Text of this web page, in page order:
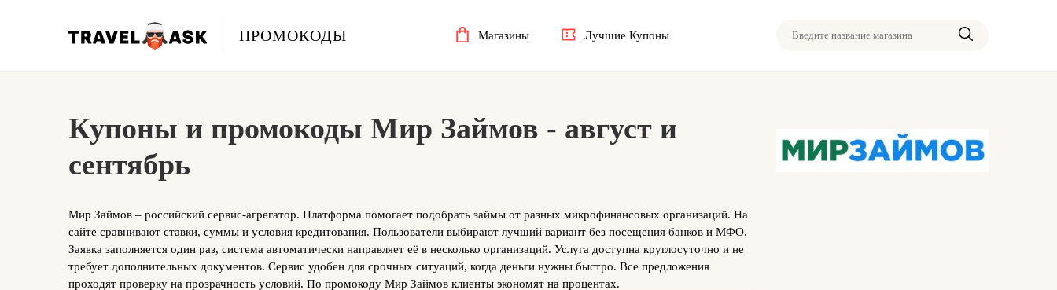
ПРОМОКОДЫ Магазины Лучшие Купоны Введите название магазина
Купоны и промокоды Мир Займов - август и
сентябрь
Мир Займов – российский сервис-агрегатор. Платформа помогает подобрать займы от разных микрофинансовых организаций. На
сайте сравнивают ставки, суммы и условия кредитования. Пользователи выбирают лучший вариант без посещения банков и МФО.
Заявка заполняется один раз, система автоматически направляет её в несколько организаций. Услуга доступна круглосуточно и не
требует дополнительных документов. Сервис удобен для срочных ситуаций, когда деньги нужны быстро. Все предложения
проходят проверку на прозрачность условий. По промокоду Мир Займов клиенты экономят на процентах.